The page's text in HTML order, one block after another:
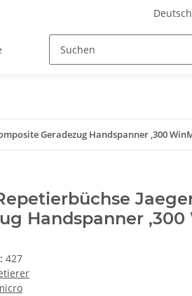
Geradezug Handspanner ,300
Handspanner ,300
427